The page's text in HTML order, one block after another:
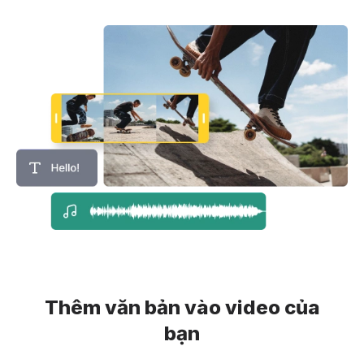
Thêm văn bản vào video của
bạn